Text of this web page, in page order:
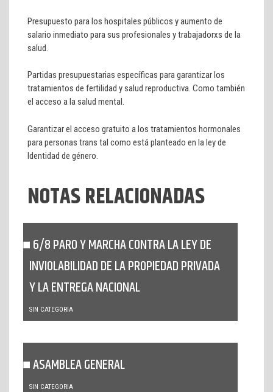
Presupuesto para los hospitales públicos y aumento de
salario inmediato para sus profesionales y trabajadorxs de la
salud.
Partidas presupuestarias específicas para garantizar los
tratamientos de fertilidad y salud reproductiva. Como también
el acceso a la salud mental.
Garantizar el acceso gratuito a los tratamientos hormonales
para personas trans tal como está planteado en la ley de
Identidad de género.
NOTAS RELACIONADAS
6/8 PARO Y MARCHA CONTRA LA LEY DE
INVIOLABILIDAD DE LA PROPIEDAD PRIVADA
Y LA ENTREGA NACIONAL
SIN CATEGORIA
ASAMBLEA GENERAL
SIN CATEGORIA